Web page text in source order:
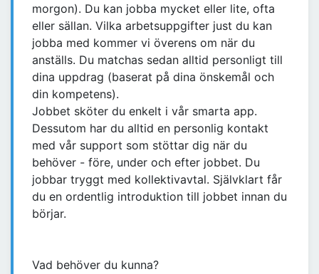
morgon). Du kan jobba mycket eller lite, ofta
eller sällan. Vilka arbetsuppgifter just du kan
jobba med kommer vi överens om när du
anställs. Du matchas sedan alltid personligt till
dina uppdrag (baserat på dina önskemål och
din kompetens).
Jobbet sköter du enkelt i vår smarta app.
Dessutom har du alltid en personlig kontakt
med vår support som stöttar dig när du
behöver - före, under och efter jobbet. Du
jobbar tryggt med kollektivavtal. Självklart får
du en ordentlig introduktion till jobbet innan du
börjar.
Vad behöver du kunna?